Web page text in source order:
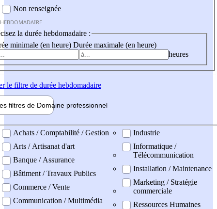
Non renseignée
la durée hebdomadaire :
minimale (en heure) Durée maximale (en heure)
heures
le filtre de durée hebdomadaire
filtres de Domaine professionnel
professionel
Achats / Comptabilité / Gestion
Arts / Artisanat d'art
Banque / Assurance
Bâtiment / Travaux Publics
Commerce / Vente
Communication / Multimédia
Industrie
Informatique /
Télécommunication
Installation / Maintenance
Marketing / Stratégie
commerciale
Ressources Humaines